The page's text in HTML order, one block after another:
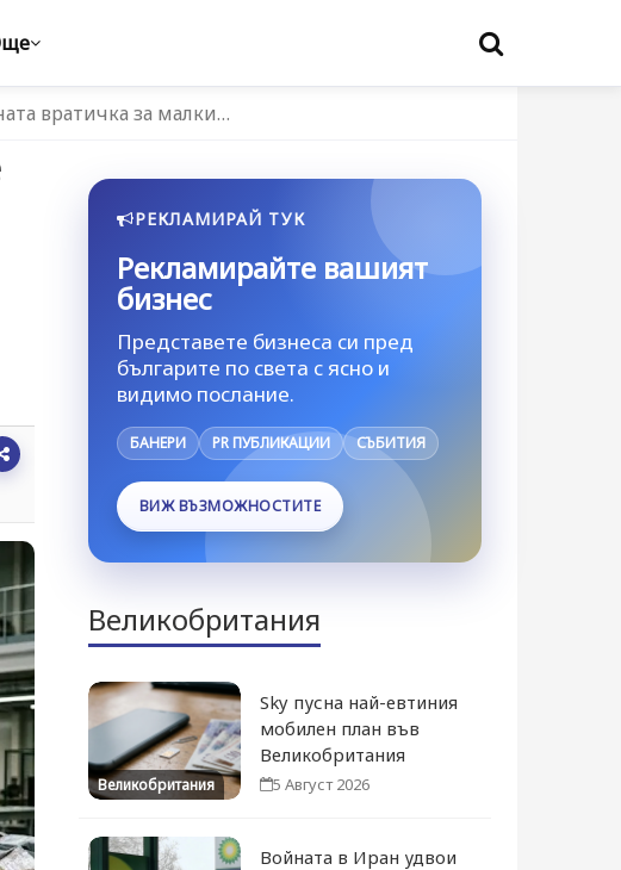
вратичка за малки…
РЕКЛАМИРАЙ ТУК
Рекламирайте вашият
бизнес
Представете бизнеса си пред
българите по света с ясно и
видимо послание.
БАНЕРИ PR ПУБЛИКАЦИИ СЪБИТИЯ
ВИЖ ВЪЗМОЖНОСТИТЕ
Великобритания
Великобритания
Sky пусна най-евтиния
мобилен план във
Великобритания
5 Август 2026
Войната в Иран удвои